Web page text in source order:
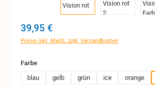
Regulärer Preis:
39,95 €
Preise inkl. MwSt. zzgl. Versandkosten
Farbeauswählen
blau
gelb grün ice orange